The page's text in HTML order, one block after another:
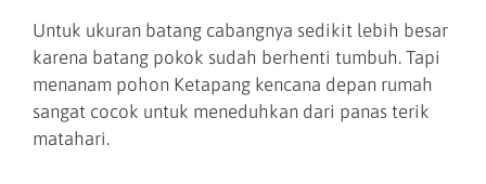
Untuk ukuran batang cabangnya sedikit lebih besar
karena batang pokok sudah berhenti tumbuh. Tapi
menanam pohon Ketapang kencana depan rumah
sangat cocok untuk meneduhkan dari panas terik
matahari.